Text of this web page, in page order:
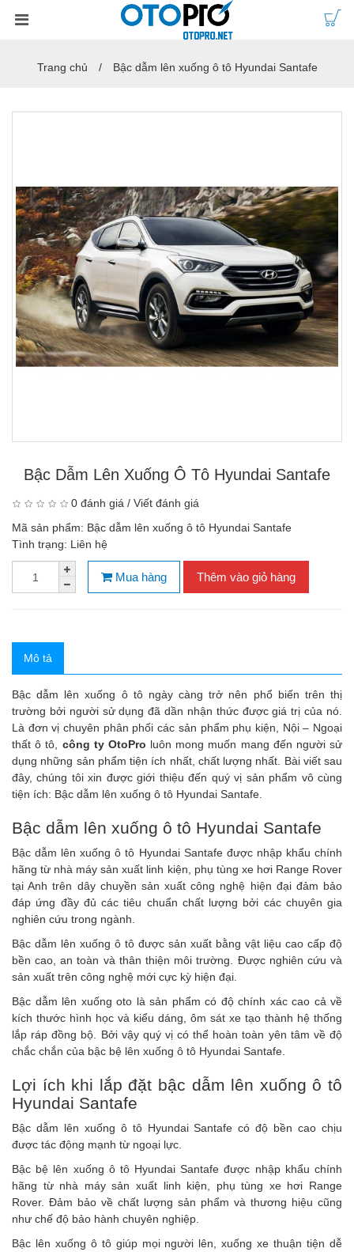
Trang chủ Bậc dẫm lên xuống ô tô Hyundai Santafe
Bậc Dẫm Lên Xuống Ô Tô Hyundai Santafe
0 đánh giá / Viết đánh giá
Mã sản phẩm: Bậc dẫm lên xuống ô tô Hyundai Santafe
Tình trạng: Liên hệ
Mua hàng Thêm vào giỏ hàng
Mô tả
Bậc dẫm lên xuống ô tôngày càng trở nên phổ biến trên thị
trường bởi người sử dụng đã dần nhận thức được giá trị của nó.
Là đơn vị chuyên phân phối các sản phẩm phụ kiện, Nội – Ngoại
thất ô tô, công ty OtoPro luôn mong muốn mang đến người sử
dụng những sản phẩm tiện ích nhất, chất lượng nhất. Bài viết sau
đây, chúng tôi xin được giới thiệu đến quý vị sản phẩm vô cùng
tiện ích: Bậc dẫm lên xuống ô tô Hyundai Santafe.
Bậc dẫm lên xuống ô tô Hyundai Santafe
Bậc dẫm lên xuống ô tô Hyundai Santafe được nhập khẩu chính
hãng từ nhà máy sản xuất linh kiện, phụ tùng xe hơi Range Rover
tại Anh trên dây chuyền sản xuất công nghệ hiện đại đảm bảo
đáp ứng đầy đủ các tiêu chuẩn chất lượng bởi các chuyên gia
nghiên cứu trong ngành.
Bậc dẫm lên xuống ô tô được sản xuất bằng vật liệu cao cấp độ
bền cao, an toàn và thân thiện môi trường. Được nghiên cứu và
sản xuất trên công nghệ mới cực kỳ hiện đại.
Bậc dẫm lên xuống oto là sản phẩm có độ chính xác cao cả về
kích thước hình học và kiểu dáng, ôm sát xe tạo thành hệ thống
lắp ráp đồng bộ. Bởi vậy quý vị có thể hoàn toàn yên tâm về độ
chắc chắn của bậc bệ lên xuống ô tô Hyundai Santafe
Lợi ích khi lắp đặt bậc dẫm lên xuống ô tô
Hyundai Santafe
Bậc dẫm lên xuống ô tô Hyundai Santafecó độ bền cao chịu
được tác động mạnh từ ngoại lực.
Bậc bệ lên xuống ô tô Hyundai Santafeđược nhập khẩu chính
hãng từ nhà máy sản xuất linh kiện, phụ tùng xe hơi Range
Rover. Đảm bảo về chất lượng sản phẩm và thương hiệu cũng
như chế độ bảo hành chuyên nghiệp.
Bậc lên xuống ô tôgiúp mọi người lên, xuống xe thuận tiện dễ